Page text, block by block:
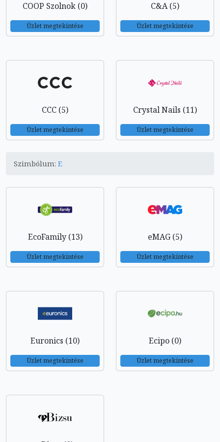
COOP Szolnok (0)
Üzlet megtekintése
C&A (5)
Üzlet megtekintése
CCC (5)
Üzlet megtekintése
Crystal Nails (11)
Üzlet megtekintése
Szimbólum: E
EcoFamily (13)
Üzlet megtekintése
eMAG (5)
Üzlet megtekintése
Euronics (10)
Üzlet megtekintése
Ecipo (0)
Üzlet megtekintése